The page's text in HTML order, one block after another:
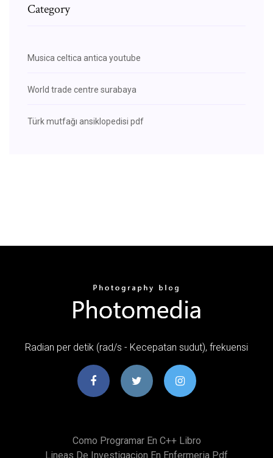
Category
Musica celtica antica youtube
World trade centre surabaya
Türk mutfağı ansiklopedisi pdf
Radian per detik (rad/s - Kecepatan sudut), frekuensi
Como Programar En C++ Libro
Lineas De Investigacion En Enfermeria Pdf